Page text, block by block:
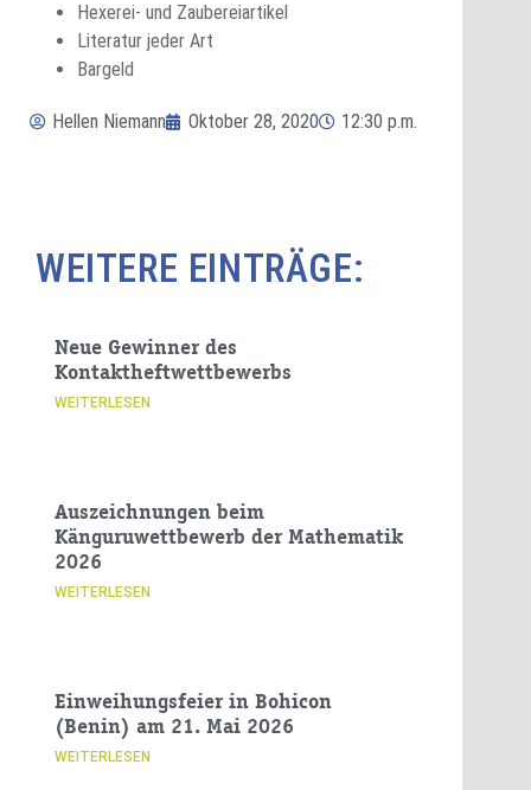
Hexerei- und Zaubereiartikel
Literatur jeder Art
Bargeld
Hellen Niemann Oktober 28, 2020 12:30 p.m.
WEITERE EINTRÄGE:
Neue Gewinner des
Kontaktheftwettbewerbs
WEITERLESEN
Auszeichnungen beim
Känguruwettbewerb der Mathematik
2026
WEITERLESEN
Einweihungsfeier in Bohicon
(Benin) am 21. Mai 2026
WEITERLESEN